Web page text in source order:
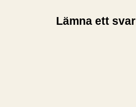
Lämna ett svar